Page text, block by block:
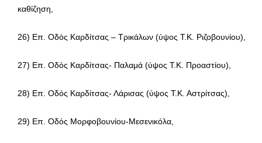
καθίζηση,
26) Επ. Οδός Καρδίτσας – Τρικάλων (ύψος Τ.Κ. Ριζοβουνίου),
27) Επ. Οδός Καρδίτσας- Παλαμά (ύψος Τ.Κ. Προαστίου),
28) Επ. Οδός Καρδίτσας- Λάρισας (ύψος Τ.Κ. Αστρίτσας),
29) Επ. Οδός Μορφοβουνίου-Μεσενικόλα,